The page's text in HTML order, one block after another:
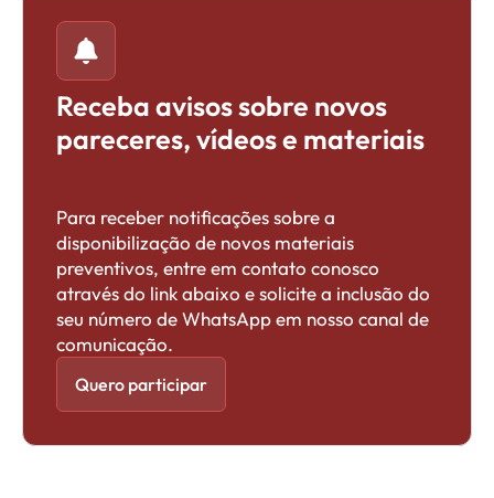
Receba avisos sobre novos
pareceres, vídeos e materiais
Para receber notificações sobre a
disponibilização de novos materiais
preventivos, entre em contato conosco
através do link abaixo e solicite a inclusão do
seu número de WhatsApp em nosso canal de
comunicação.
Quero participar